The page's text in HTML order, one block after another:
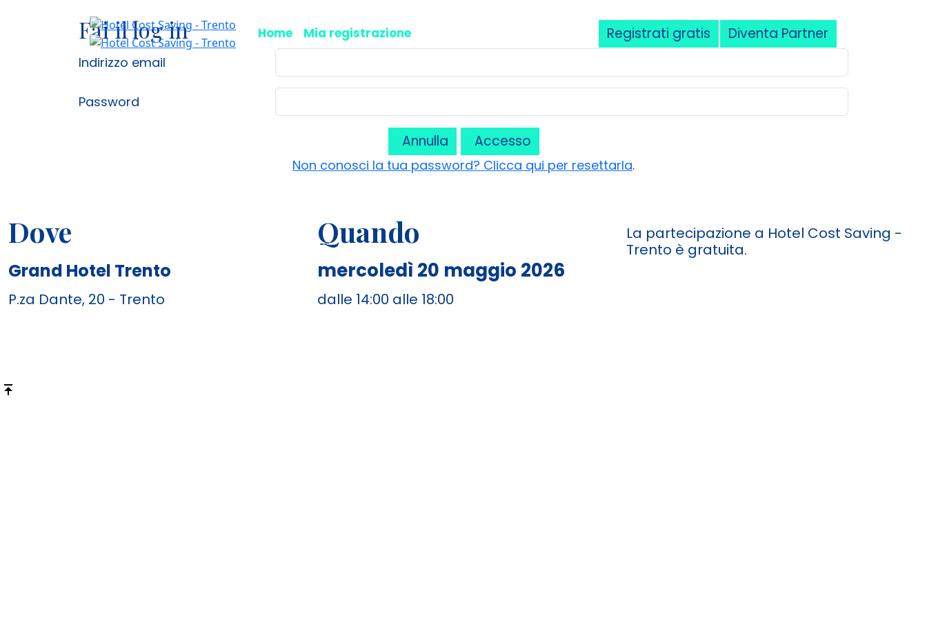
Home Mia registrazione Registrati gratis Diventa Partner
Fai il log in
Indirizzo email
Password
Annulla Accesso
Non conosci la tua password? Clicca qui per resettarla.
Dove
Grand Hotel Trento
P.za Dante, 20 - Trento
Quando
mercoledì 20 maggio 2026
dalle 14:00 alle 18:00
La partecipazione a Hotel Cost Saving -
Trento è gratuita.